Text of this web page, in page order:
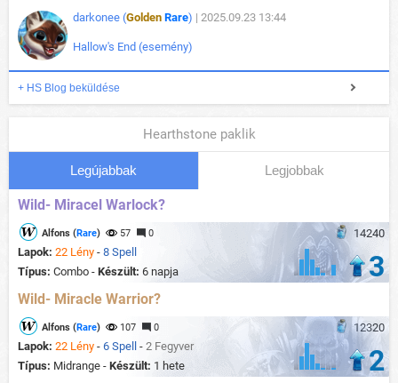
darkonee (Golden Rare) | 2025.09.23 13:44
Hallow's End (esemény)
+ HS Blog beküldése
Hearthstone paklik
Legújabbak Legjobbak
Wild- Miracel Warlock?
14240
Alfons (Rare) 57 0
Lapok: 22 Lény - 8 Spell
Típus: Combo - Készült: 6 napja 3
Wild- Miracle Warrior?
12320
Alfons (Rare) 107 0
Lapok: 22 Lény - 6 Spell - 2 Fegyver
Típus: Midrange - Készült: 1 hete 2